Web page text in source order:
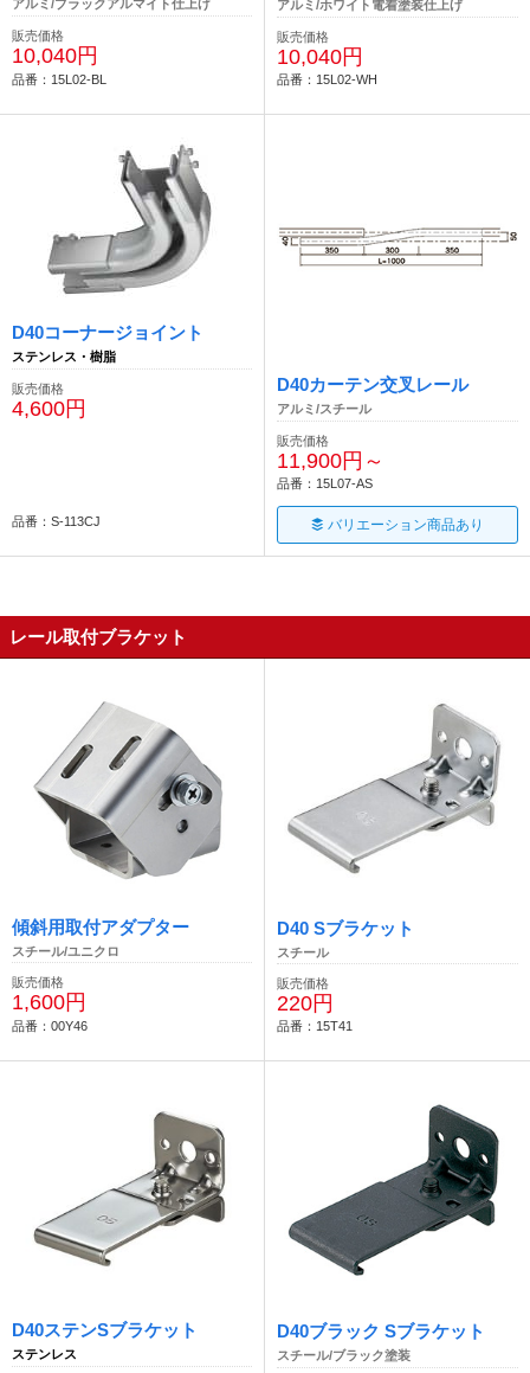
アルミ/ブラックアルマイト仕上げ
販売価格
10,040円
品番：15L02-BL
アルミ/ホワイト電着塗装仕上げ
販売価格
10,040円
品番：15L02-WH
D40コーナージョイント
ステンレス・樹脂
販売価格
4,600円
品番：S-113CJ
D40カーテン交叉レール
アルミ/スチール
販売価格
11,900円～
品番：15L07-AS
バリエーション商品あり
レール取付ブラケット
傾斜用取付アダプター
スチール/ユニクロ
販売価格
1,600円
品番：00Y46
D40 Sブラケット
スチール
販売価格
220円
品番：15T41
D40ステンSブラケット
ステンレス
D40ブラック Sブラケット
スチール/ブラック塗装